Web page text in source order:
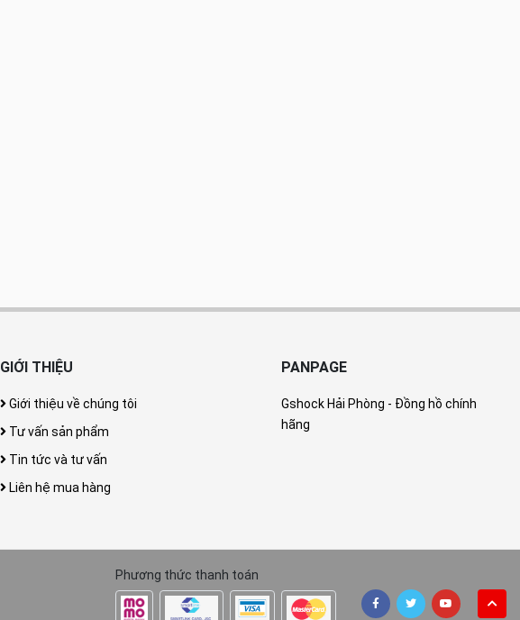
GIỚI THIỆU
Giới thiệu về chúng tôi
Tư vấn sản phẩm
Tin tức và tư vấn
Liên hệ mua hàng
PANPAGE
Gshock Hải Phòng - Đồng hồ chính
hãng
Phương thức thanh toán